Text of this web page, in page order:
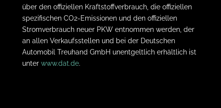
über den offiziellen Kraftstoffverbrauch, die offiziellen
spezifischen CO2-Emissionen und den offiziellen
Stromverbrauch neuer PKW entnommen werden, der
an allen Verkaufsstellen und bei der Deutschen
Automobil Treuhand GmbH unentgeltlich erhältlich ist
unter www.dat.de.